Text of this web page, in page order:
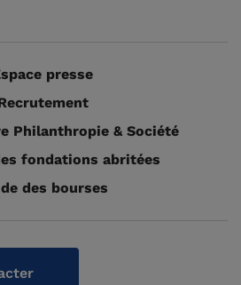
presse
Philanthropie & Société
fondations abritées
des bourses